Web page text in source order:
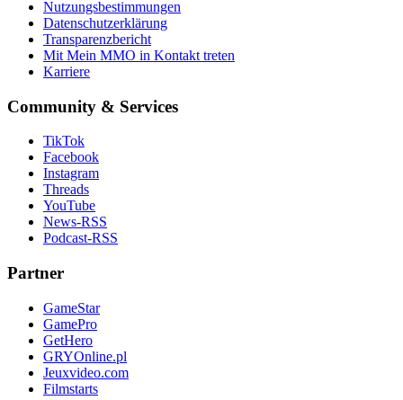
Nutzungsbestimmungen
Datenschutzerklärung
Transparenzbericht
Mit Mein MMO in Kontakt treten
Karriere
Community & Services
TikTok
Facebook
Instagram
Threads
YouTube
News-RSS
Podcast-RSS
Partner
GameStar
GamePro
GetHero
GRYOnline.pl
Jeuxvideo.com
Filmstarts